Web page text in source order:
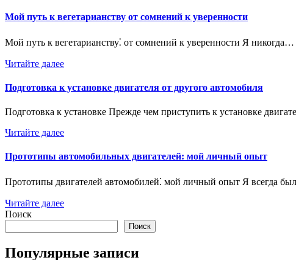
Мой путь к вегетарианству от сомнений к уверенности
Мой путь к вегетарианству⁚ от сомнений к уверенности Я никогда…
Читайте далее
Подготовка к установке двигателя от другого автомобиля
Подготовка к установке Прежде чем приступить к установке
Читайте далее
Прототипы автомобильных двигателей: мой личный опыт
Прототипы двигателей автомобилей⁚ мой личный опыт Я всегда
Читайте далее
Поиск
Поиск
Популярные записи